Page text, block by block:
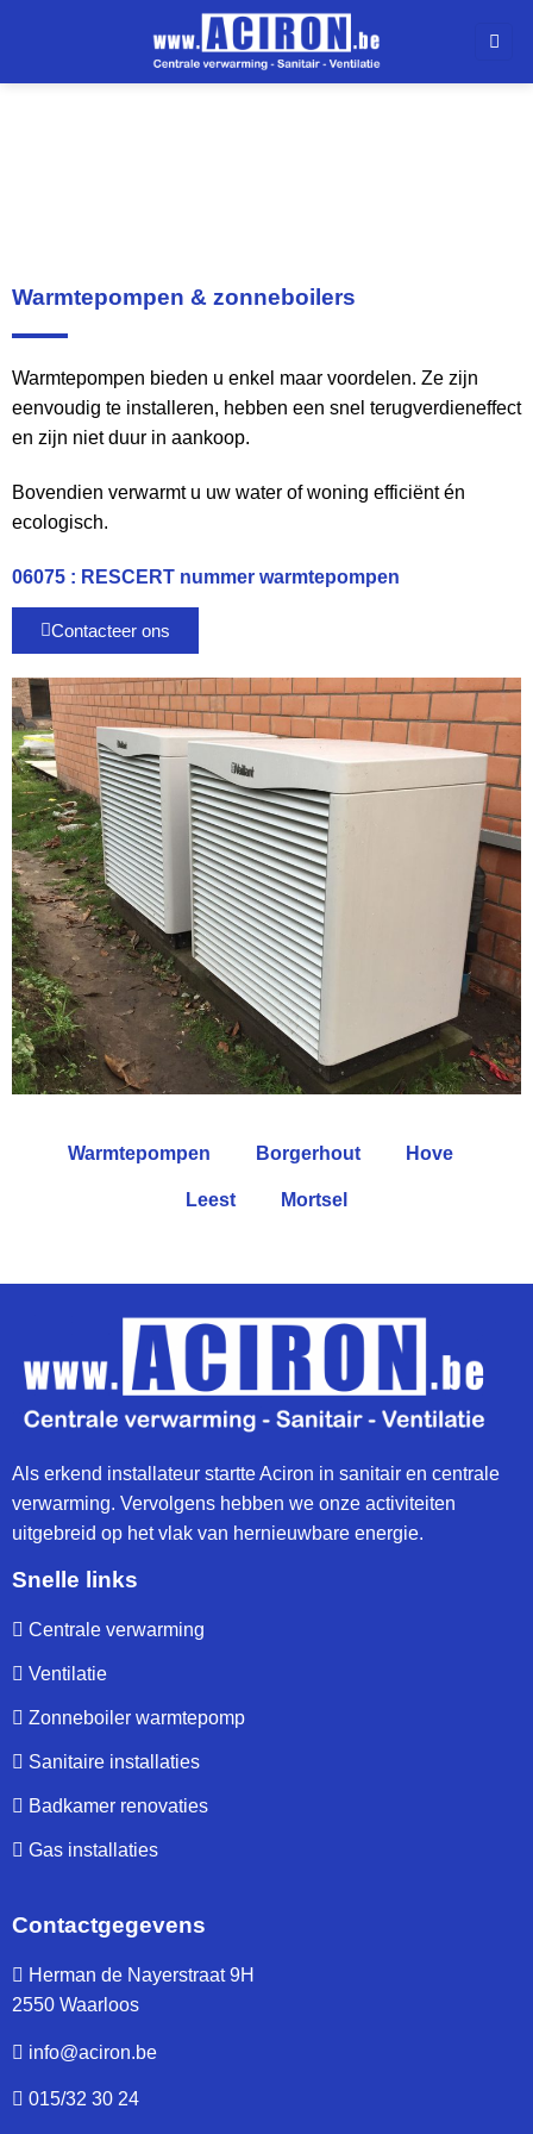
Warmtepompen & zonneboilers
Warmtepompen bieden u enkel maar voordelen. Ze zijn
eenvoudig te installeren, hebben een snel terugverdieneffect
en zijn niet duur in aankoop.
Bovendien verwarmt u uw water of woning efficiënt én
ecologisch.
06075 : RESCERT nummer warmtepompen
Contacteer ons
Warmtepompen Borgerhout Hove
Leest Mortsel
Als erkend installateur startte Aciron in sanitair en centrale
verwarming. Vervolgens hebben we onze activiteiten
uitgebreid op het vlak van hernieuwbare energie.
Snelle links
Centrale verwarming
Ventilatie
Zonneboiler warmtepomp
Sanitaire installaties
Badkamer renovaties
Gas installaties
Contactgegevens
Herman de Nayerstraat 9H
2550 Waarloos
info@aciron.be
015/32 30 24